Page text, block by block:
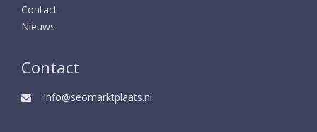
Contact
Nieuws
Contact
info@seomarktplaats.nl